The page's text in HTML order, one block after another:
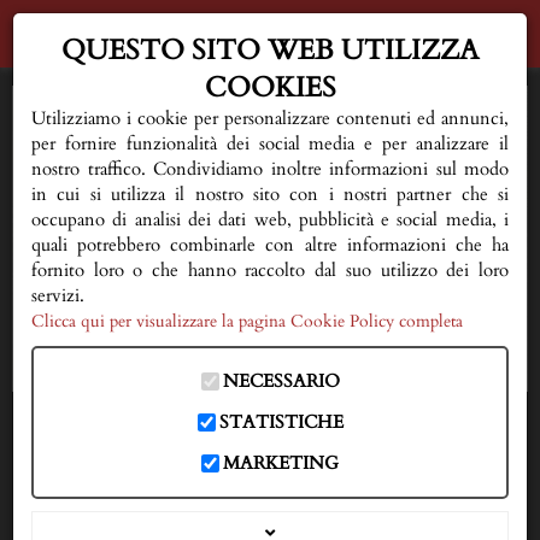
IN CASO DI DECESSO
333 3593150
HOME
AL VOSTRO FIANCO
QUALCHE CONSIGLIO
NECROLOGI
DOVE SIAMO
QUESTO SITO WEB UTILIZZA
COOKIES
Utilizziamo i cookie per personalizzare contenuti ed annunci,
per fornire funzionalità dei social media e per analizzare il
nostro traffico. Condividiamo inoltre informazioni sul modo
in cui si utilizza il nostro sito con i nostri partner che si
occupano di analisi dei dati web, pubblicità e social media, i
quali potrebbero combinarle con altre informazioni che ha
fornito loro o che hanno raccolto dal suo utilizzo dei loro
servizi.
Clicca qui per visualizzare la pagina Cookie Policy completa
NECESSARIO
STATISTICHE
MARKETING